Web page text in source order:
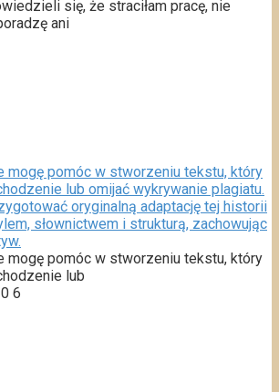
się, że straciłam pracę, nie
ani
mogę pomóc w stworzeniu tekstu, który
lub omijać wykrywanie plagiatu.
oryginalną adaptację tej historii
słownictwem i strukturą, zachowując
mogę pomóc w stworzeniu tekstu, który
lub
0 6